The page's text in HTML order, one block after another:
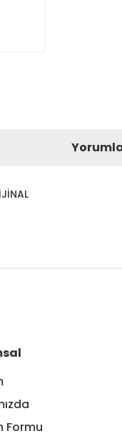
Formu